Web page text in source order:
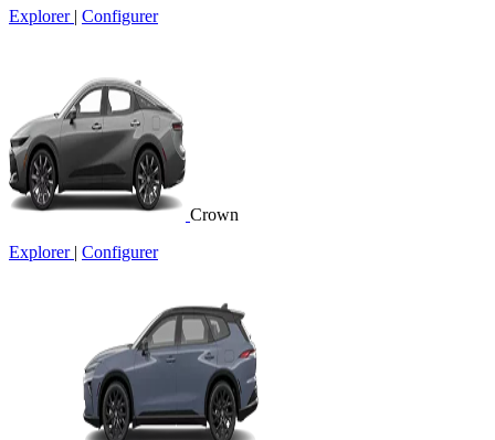
Explorer | Configurer
Crown
Explorer | Configurer